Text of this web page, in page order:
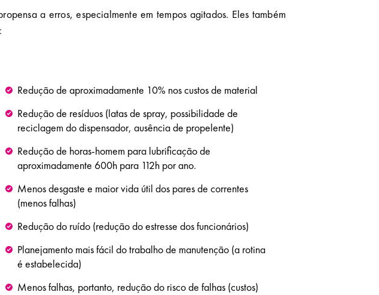
a erros, especialmente em tempos agitados. Eles também
Redução de aproximadamente 10% nos custos de material
Redução de resíduos (latas de spray, possibilidade de
reciclagem do dispensador, ausência de propelente)
Redução de horas-homem para lubrificação de
aproximadamente 600h para 112h por ano.
Menos desgaste e maior vida útil dos pares de correntes
(menos falhas)
Redução do ruído (redução do estresse dos funcionários)
Planejamento mais fácil do trabalho de manutenção (a rotina
é estabelecida)
Menos falhas, portanto, redução do risco de falhas (custos)